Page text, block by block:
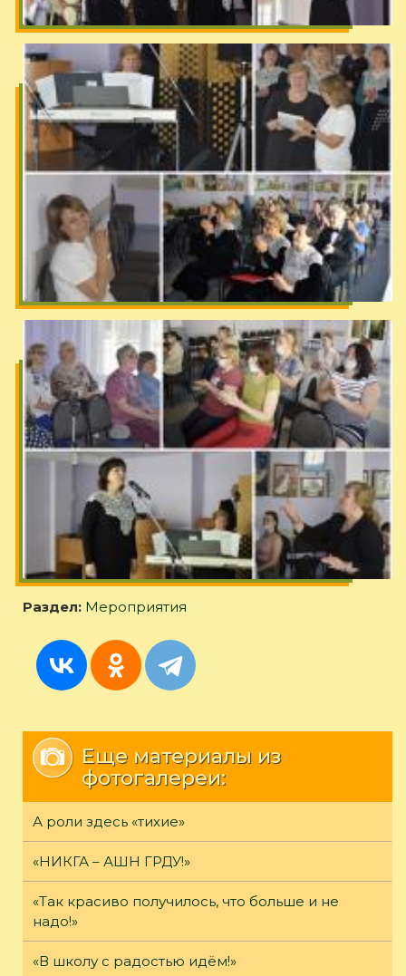
Раздел: Мероприятия
Еще материалы из
фотогалереи:
А роли здесь «тихие»
«НИКГА – АШН ГРДУ!»
«Так красиво получилось, что больше и не
надо!»
«В школу с радостью идём!»